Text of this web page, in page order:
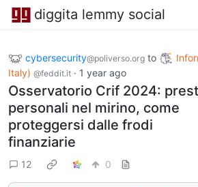
diggita lemmy social
cybersecurity@poliverso.org to
Italy) @feddit.it · 1 year ago
Osservatorio Crif 2024:
personali nel mirino, come
proteggersi dalle frodi
finanziarie
12 0